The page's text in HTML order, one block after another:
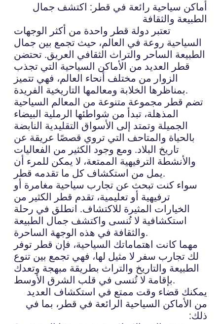
أماكن سياحية رائعة في قطر: اكتشف جمال
الطبيعة والثقافة
تعتبر دولة قطر واحدة من أكثر الوجهات
السياحية روعة في العالم، حيث تجمع بين جمال
الطبيعة الساحر والتراث الثقافي العريق. تحتضن
قطر العديد من الأماكن السياحية التي تجذب
الزوار من مختلف أنحاء العالم، فهي تتميز
بمناظرها الخلابة ومعالمها التاريخية الفريدة.
تضم قطر مجموعة متنوعة من المعالم السياحية
المذهلة، تبدأ من شواطئها الرملية البيضاء
الجميلة وتمتد إلى الأسواق التقليدية النابضة
بالحياة والمتاحف التي تروي قصصًا عريقة عن
تاريخ البلاد. ومع وجود الكثير من الفعاليات
والأنشطة الترفيهية الممتعة، لا يمكن للمرء أن
يمل من استكشاف كل ما تقدمه قطر.
سواء كنت تبحث عن تجارب سياحية مغامرة أو
ترفيهية أو تعليمية، تقدم قطر الكثير من
الخيارات المثيرة للاكتشاف. انطلق في رحلة
استكشافية لا تُنسى واكتشف جمال الطبيعة
والثقافة في هذه الوجهة الساحرة.
مهما كانت اهتماماتك السياحية، فإن قطر توفر
لك تجارب سفر لا مثيل لها، فهي تجمع بين تنوع
الطبيعة والتاريخ والتراث بطريقة مبهجة وتعدك
بإقامة لا تُنسى في قلب الشرق الأوسط.
يمكنك قضاء وقت ممتع في استكشاف العديد
من الأماكن السياحية الرائعة في قطر، بما في
ذلك: